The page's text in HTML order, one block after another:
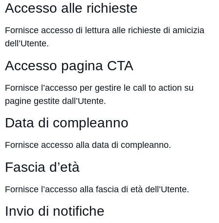
Accesso alle richieste
Fornisce accesso di lettura alle richieste di amicizia
dell’Utente.
Accesso pagina CTA
Fornisce l’accesso per gestire le call to action su
pagine gestite dall’Utente.
Data di compleanno
Fornisce accesso alla data di compleanno.
Fascia d’età
Fornisce l’accesso alla fascia di età dell’Utente.
Invio di notifiche